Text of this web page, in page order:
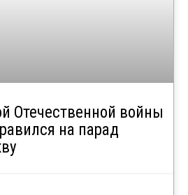
Отечественной войны
на парад